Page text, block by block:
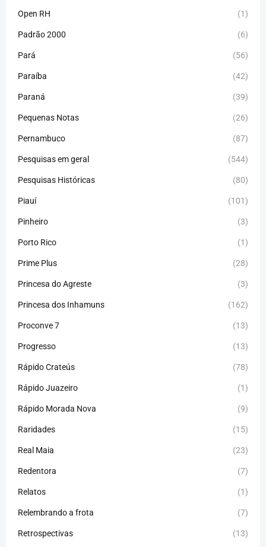
Open RH (1)
Padrão 2000 (6)
Pará (56)
Paraíba (42)
Paraná (39)
Pequenas Notas (26)
Pernambuco (87)
Pesquisas em geral (544)
Pesquisas Históricas (80)
Piauí (101)
Pinheiro (3)
Porto Rico (1)
Prime Plus (28)
Princesa do Agreste (3)
Princesa dos Inhamuns (162)
Proconve 7 (13)
Progresso (13)
Rápido Crateús (78)
Rápido Juazeiro (1)
Rápido Morada Nova (9)
Raridades (15)
Real Maia (23)
Redentora (7)
Relatos (1)
Relembrando a frota (7)
Retrospectivas (13)